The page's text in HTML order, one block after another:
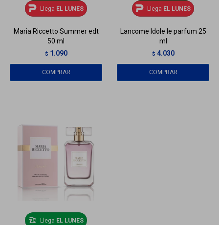
Llega EL LUNES
Maria Riccetto Summer edt
50 ml
$ 1.090
Llega EL LUNES
Lancome Idole le parfum 25
ml
$ 4.030
Llega EL LUNES